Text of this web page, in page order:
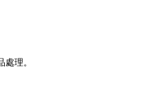
理。